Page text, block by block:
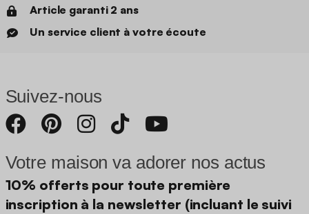
Article garanti 2 ans
Un service client à votre écoute
Suivez-nous
Votre maison va adorer nos actus
10% offerts pour toute première
inscription à la newsletter (incluant le suivi